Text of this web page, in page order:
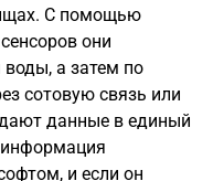
С помощью
они
а затем по
сотовую связь или
данные в единый
и если он